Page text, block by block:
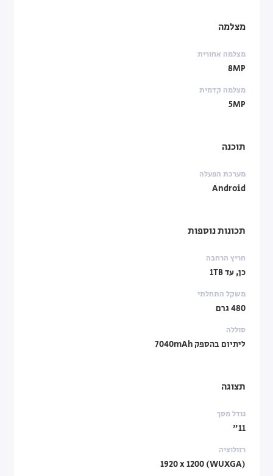
מצלמה
מצלמה אחורית
8MP
מצלמה קדמית
5MP
תוכנה
מערכת הפעלה
Android
תכונות נוספות
חריץ הרחבה
כן, עד 1TB
משקל התחלתי
480 גרם
סוללה
ליתיום בהספק 7040mAh
תצוגה
גודל מסך
11"
רזולוציה
‎1920 x 1200 (WUXGA)‎